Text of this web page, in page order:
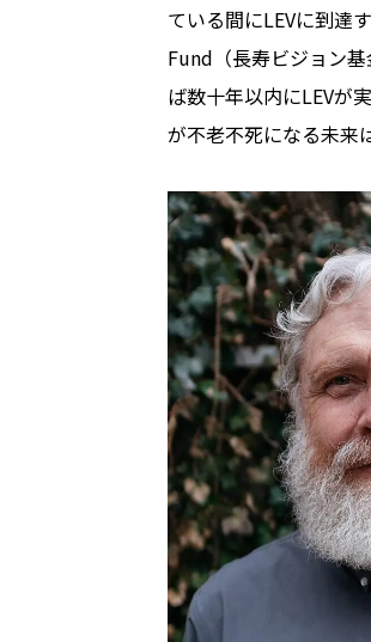
ている間にLEVに到達
Fund（長寿ビジョン
ば数十年以内にLEVが
が不老不死になる未来